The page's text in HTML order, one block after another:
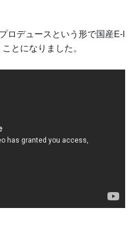
ロデュースという形で国産E-l
とになりました。